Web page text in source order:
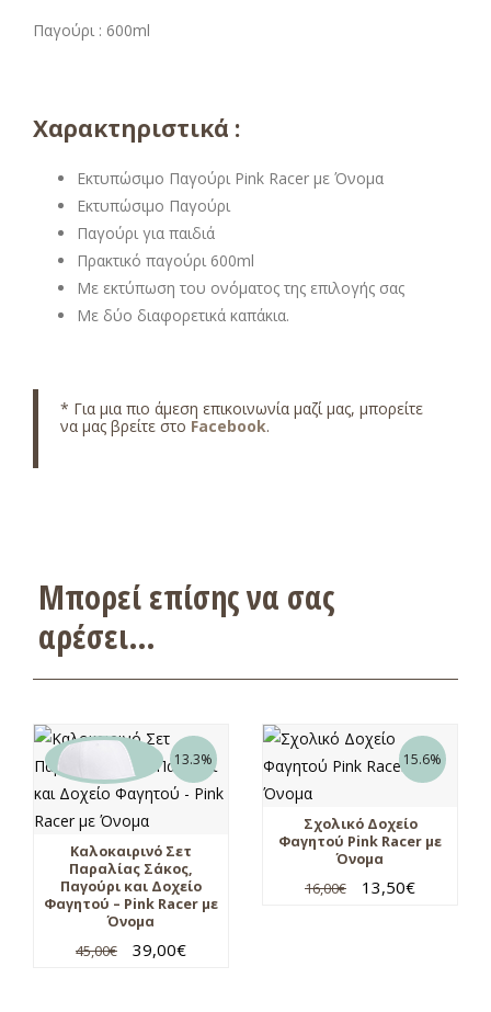
Παγούρι : 600ml
Χαρακτηριστικά :
Εκτυπώσιμο Παγούρι Pink Racer με Όνομα
Εκτυπώσιμο Παγούρι
Παγούρι για παιδιά
Πρακτικό παγούρι 600ml
Με εκτύπωση του ονόματος της επιλογής σας
Με δύο διαφορετικά καπάκια.
* Για μια πιο άμεση επικοινωνία μαζί μας, μπορείτε
να μας βρείτε στο Facebook.
Μπορεί επίσης να σας
αρέσει…
13.3%
Καλοκαιρινό Σετ
Παραλίας Σάκος,
Παγούρι και Δοχείο
Φαγητού – Pink Racer με
Όνομα
45,00€ 39,00€
15.6%
Σχολικό Δοχείο
Φαγητού Pink Racer με
Όνομα
16,00€ 13,50€